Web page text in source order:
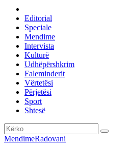
Editorial
Speciale
Mendime
Intervista
Kulturë
Udhëpërshkrim
Faleminderit
Vërtetësi
Përjetësi
Sport
Shtesë
MendimeRadovani